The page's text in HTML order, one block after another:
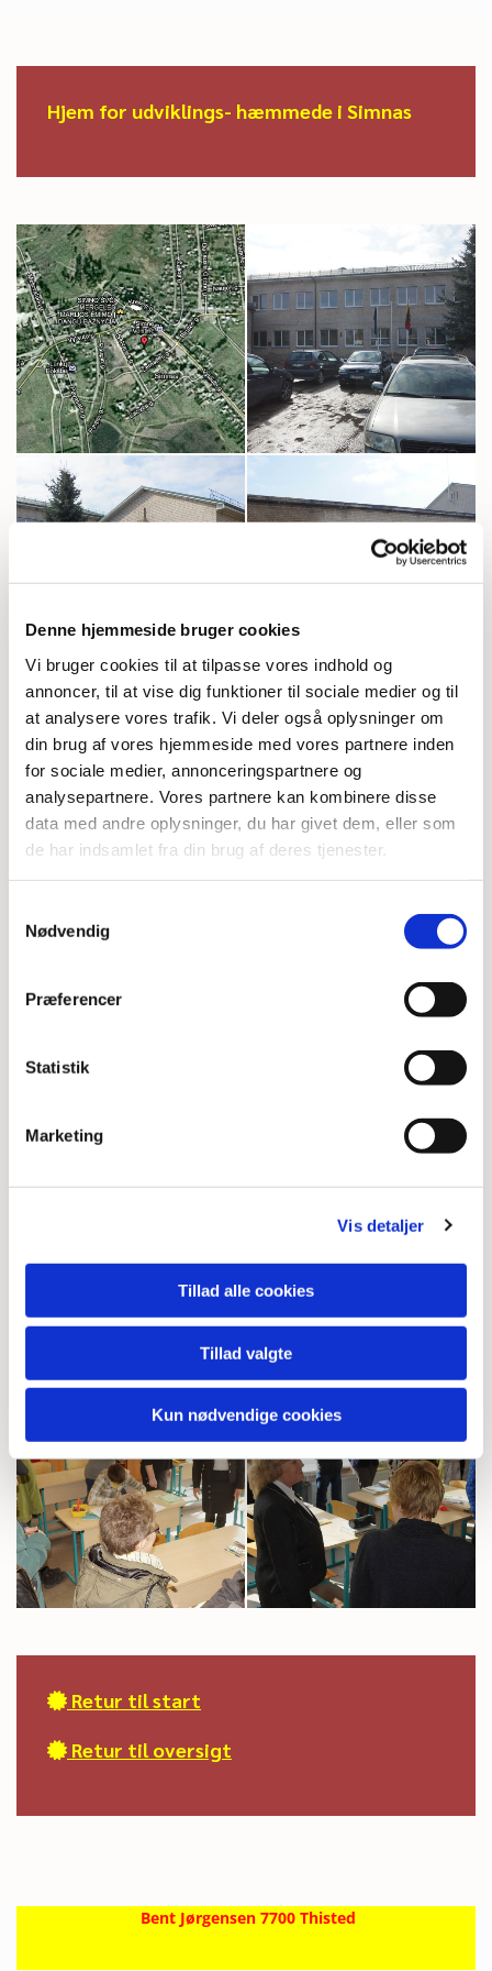
Denne hjemmeside bruger cookies
Vi bruger cookies til at tilpasse vores indhold og
annoncer, til at vise dig funktioner til sociale medier og til
at analysere vores trafik. Vi deler også oplysninger om
din brug af vores hjemmeside med vores partnere inden
for sociale medier, annonceringspartnere og
analysepartnere. Vores partnere kan kombinere disse
data med andre oplysninger, du har givet dem, eller som
de har indsamlet fra din brug af deres tjenester.
Nødvendig
Præferencer
Statistik
Marketing
Vis detaljer
Tillad alle cookies
Tillad valgte
Kun nødvendige cookies
Hjem for udviklings- hæmmede i Simnas
 Retur til start
 Retur til oversigt
Bent Jørgensen 7700 Thisted